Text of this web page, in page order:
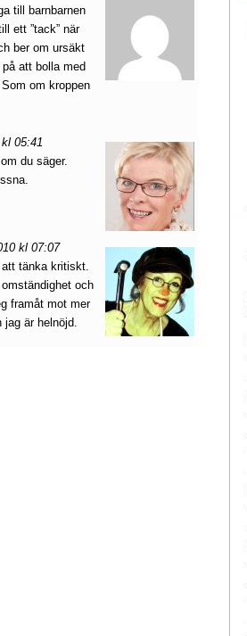
till barnbarnen
ett ”tack” när
ber om ursäkt
att bolla med
om kroppen
05:41
du säger.
kl 07:07
tänka kritiskt.
och
framåt mot mer
jag är helnöjd.